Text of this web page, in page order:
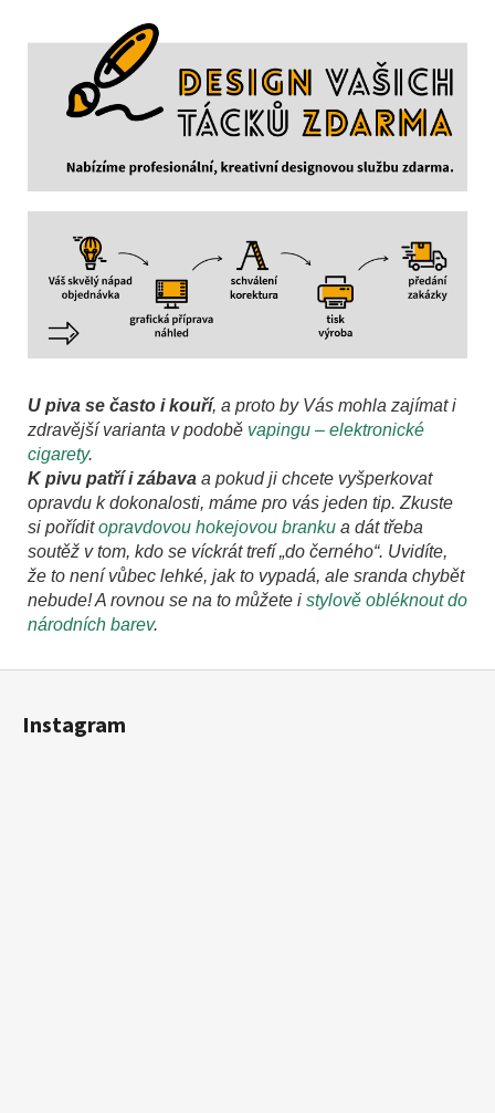
U piva se často i kouří, a proto by Vás mohla zajímat i
zdravější varianta v podobě vapingu – elektronické
cigarety.
K pivu patří i zábava a pokud ji chcete vyšperkovat
opravdu k dokonalosti, máme pro vás jeden tip. Zkuste
si poříditopravdovou hokejovou branku a dát třeba
soutěž v tom, kdo se víckrát trefí „do černého“. Uvidíte,
že to není vůbec lehké, jak to vypadá, ale sranda chybět
nebude! A rovnou se na to můžete i stylově obléknout do
národních barev.
Z
Instagram